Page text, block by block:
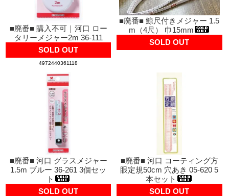
■廃番■ 購入不可｜河口 ロー
タリーメジャー2m 36-111
SOLD OUT
4972440361118
■廃番■ 鯨尺付きメジャー 1.5
m（4尺） 巾15mm
SOLD OUT
■廃番■ 河口 グラスメジャー
1.5m ブルー 36-261 3個セッ
ト
SOLD OUT
■廃番■ 河口 コーティング方
眼定規50cm 穴あき 05-620 5
本セット
SOLD OUT